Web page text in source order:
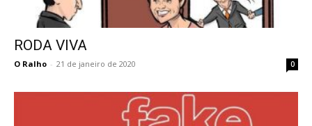
RODA VIVA
O Ralho - 21 de janeiro de 2020 0